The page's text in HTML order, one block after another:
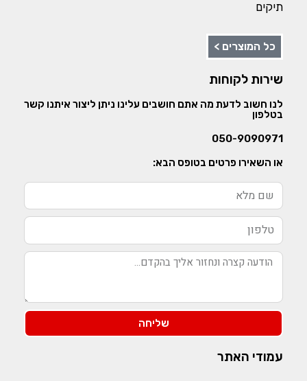
תיקים
כל המוצרים >
שירות לקוחות
לנו חשוב לדעת מה אתם חושבים עלינו ניתן ליצור איתנו קשר
בטלפון
050-9090971
או השאירו פרטים בטופס הבא:
שליחה
עמודי האתר